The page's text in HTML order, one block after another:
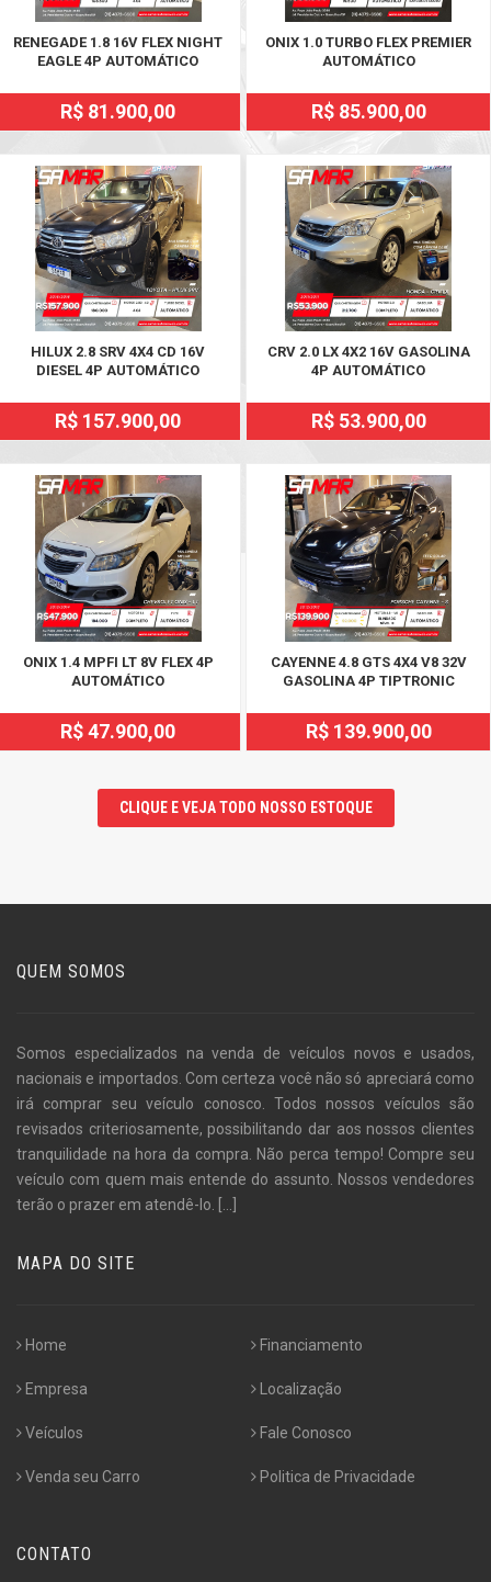
RENEGADE 1.8 16V FLEX NIGHT
EAGLE 4P AUTOMÁTICO
R$ 81.900,00
ONIX 1.0 TURBO FLEX PREMIER
AUTOMÁTICO
R$ 85.900,00
HILUX 2.8 SRV 4X4 CD 16V
DIESEL 4P AUTOMÁTICO
R$ 157.900,00
CRV 2.0 LX 4X2 16V GASOLINA
4P AUTOMÁTICO
R$ 53.900,00
ONIX 1.4 MPFI LT 8V FLEX 4P
AUTOMÁTICO
R$ 47.900,00
CAYENNE 4.8 GTS 4X4 V8 32V
GASOLINA 4P TIPTRONIC
R$ 139.900,00
CLIQUE E VEJA TODO NOSSO ESTOQUE
QUEM SOMOS
Somos especializados na venda de veículos novos e usados,
nacionais e importados. Com certeza você não só apreciará como
irá comprar seu veículo conosco. Todos nossos veículos são
revisados criteriosamente, possibilitando dar aos nossos clientes
tranquilidade na hora da compra. Não perca tempo! Compre seu
veículo com quem mais entende do assunto. Nossos vendedores
terão o prazer em atendê-lo.
MAPA DO SITE
Home
Empresa
Veículos
Venda seu Carro
Financiamento
Localização
Fale Conosco
Politica de Privacidade
CONTATO